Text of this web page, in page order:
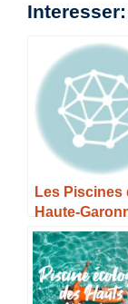
Interesser:
Les Piscines
Haute-